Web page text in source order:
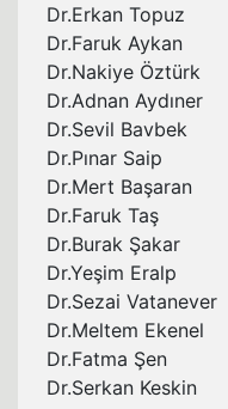
Dr.Erkan Topuz
Dr.Faruk Aykan
Dr.Nakiye Öztürk
Dr.Adnan Aydıner
Dr.Sevil Bavbek
Dr.Pınar Saip
Dr.Mert Başaran
Dr.Faruk Taş
Dr.Burak Şakar
Dr.Yeşim Eralp
Dr.Sezai Vatanever
Dr.Meltem Ekenel
Dr.Fatma Şen
Dr.Serkan Keskin